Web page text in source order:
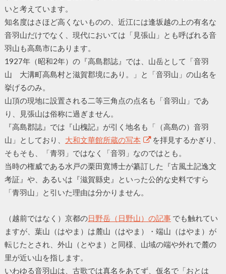
いと考えています。
知名度はさほど高くないものの、近江には逢坂越の上の有名な
音羽山だけでなく、現代においては「見張山」とも呼ばれる音
羽山も高島市にあります。
1927年（昭和2年）の『高島郡誌』では、山岳として「音羽
山 大溝町高島村と滋賀郡境にあり。」と「音羽山」の山名を
挙げるのみ。
山頂の現地に設置される二等三角点の点名も「音羽山」であ
り、見張山は俗称に過ぎません。
『高島郡誌』では『山槐記』が引く地名も「（高島の）音羽
山」としており、 大和文華館所蔵の写本
を拝見するかぎり、
そもそも、「青羽」ではなく「音羽」なのではとも。
当時の権威である水戸の栗田寛博士が纂訂した『古風土記逸文
考証』や、あるいは『滋賀縣史』といった公的な史料ですら
「青羽山」と引いた理由は分かりません。
（越前ではなく）京都の日野岳（日野山）の記事でも触れてい
ますが、葉山（はやま）は麓山（はやま）・端山（はやま）が
転じたとされ、外山（とやま）と同様、山域の端や外れで麓の
里が近い山を指します。
いわゆる音羽山は、古歌では真名をあてず、仮名で「おとは